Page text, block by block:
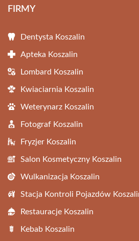
FIRMY
Dentysta Koszalin
Apteka Koszalin
Lombard Koszalin
Kwiaciarnia Koszalin
Weterynarz Koszalin
Fotograf Koszalin
Fryzjer Koszalin
Salon Kosmetyczny Koszalin
Wulkanizacja Koszalin
Stacja Kontroli Pojazdów
Restauracje Koszalin
Kebab Koszalin